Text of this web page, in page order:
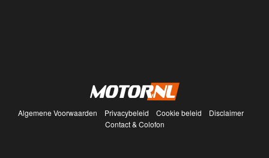
Algemene Voorwaarden Privacybeleid Cookie beleid
Disclaimer
Contact & Colofon